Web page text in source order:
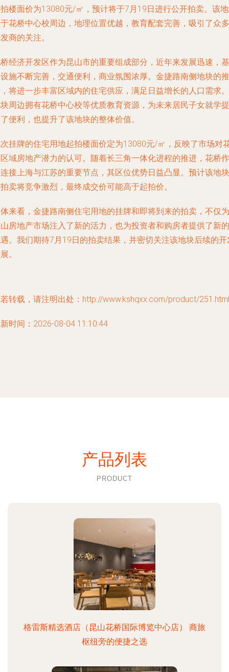
楼面价为13080元/㎡，预计将于7月19日进行公开拍卖。该
花桥中心校周边，地理位置优越，教育配套完善，吸引了众多
商的关注。
经济开发区作为昆山市的重要组成部分，近年来发展迅速，基
施不断完善，交通便利，商业氛围浓厚。金捷路南侧地块的推
将进一步丰富区域内的住宅供应，满足日益增长的人口需求。
周边拥有花桥中心校等优质教育资源，为未来居民子女就学提
便利，也提升了该地块的整体价值。
挂牌的住宅用地起拍楼面价定为13080元/㎡，反映了市场对
域房地产潜力的认可。随着长三角一体化进程的推进，花桥作
接上海与江苏的重要节点，其区位优势日益凸显。预计该地块
卖将竞争激烈，最终成交价可能高于起拍价。
来看，金捷路南侧住宅用地的挂牌和即将到来的拍卖，不仅为
房地产市场注入了新的活力，也为投资者和购房者提供了新的
。我们期待7月19日的拍卖结果，并密切关注该地块后续的开
。
转载，请注明出处：http://www.kshqxx.com/product/251.html
时间：2026-08-04 11:10:44
产品列表
PRODUCT
格雷斯精选酒店（昆山花桥国际博览中心店） 商旅
枢纽旁的便捷之选